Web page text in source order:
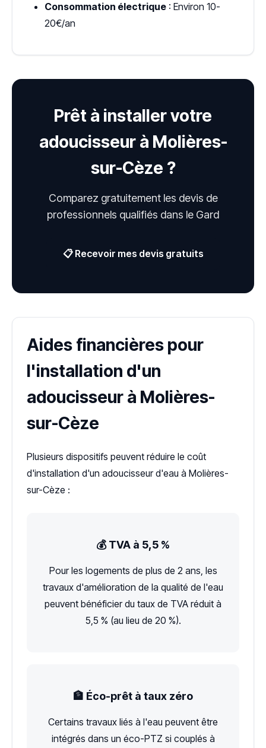
Consommation électrique : Environ 10-
20€/an
Prêt à installer votre
adoucisseur à Molières-
sur-Cèze ?
Comparez gratuitement les devis de
professionnels qualifiés dans le Gard
📋 Recevoir mes devis gratuits
Aides financières pour
l'installation d'un
adoucisseur à Molières-
sur-Cèze
Plusieurs dispositifs peuvent réduire le coût
d'installation d'un adoucisseur d'eau à Molières-
sur-Cèze :
💰 TVA à 5,5 %
Pour les logements de plus de 2 ans, les
travaux d'amélioration de la qualité de l'eau
peuvent bénéficier du taux de TVA réduit à
5,5 % (au lieu de 20 %).
🏦 Éco-prêt à taux zéro
Certains travaux liés à l'eau peuvent être
intégrés dans un éco-PTZ si couplés à